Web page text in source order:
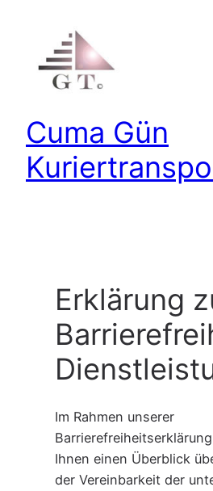
springen
Cuma Gün
Erklärung
Im Rahmen unserer
Ihnen einen Überblick
der Vereinbarkeit der